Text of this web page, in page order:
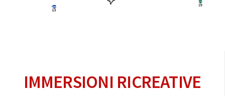
IMMERSIONI RICREATIVE